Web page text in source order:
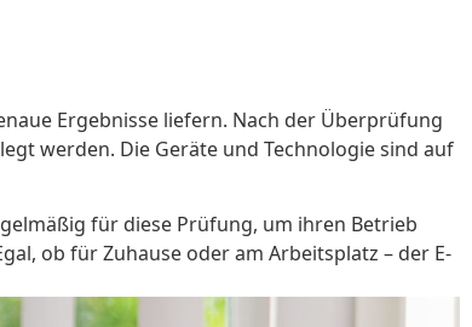
Ergebnisse liefern. Nach der Überprüfung
werden. Die Geräte und Technologie sind auf
für diese Prüfung, um ihren Betrieb
ob für Zuhause oder am Arbeitsplatz – der E-